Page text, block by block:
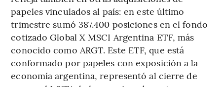
papeles vinculados al país: en este último
trimestre sumó 387.400 posiciones en el fondo
cotizado Global X MSCI Argentina ETF, más
conocido como ARGT. Este ETF, que está
conformado por papeles con exposición a la
economía argentina, representó al cierre de